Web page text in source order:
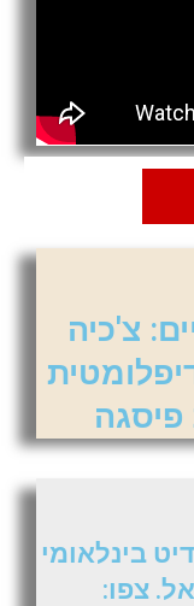
צ'כיה
פיסגה
בינלאומי
צפו: